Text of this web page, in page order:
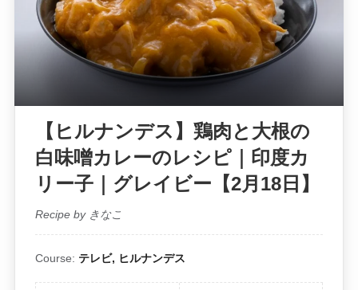
【ヒルナンデス】鶏肉と大根の
白味噌カレーのレシピ｜印度カ
リー子｜グレイビー【2月18日】
Recipe by きなこ
Course: テレビ, ヒルナンデス